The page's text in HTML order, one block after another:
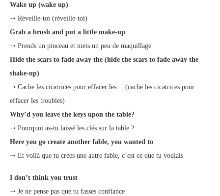
Wake up (wake up)
➝ Réveille-toi (réveille-toi)
Grab a brush and put a little make-up
➝ Prends un pinceau et mets un peu de maquillage
Hide the scars to fade away the (hide the scars to fade away the
shake-up)
➝ Cache les cicatrices pour effacer les… (cache les cicatrices pour
effacer les troubles)
Why’d you leave the keys upon the table?
➝ Pourquoi as-tu laissé les clés sur la table ?
Here you go create another fable, you wanted to
➝ Et voilà que tu crées une autre fable, c’est ce que tu voulais
I don’t think you trust
➝ Je ne pense pas que tu fasses confiance